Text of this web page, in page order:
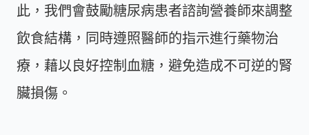
此，我們會鼓勵糖尿病患者諮詢營養師來調整
飲食結構，同時遵照醫師的指示進行藥物治
療，藉以良好控制血糖，避免造成不可逆的腎
臟損傷。